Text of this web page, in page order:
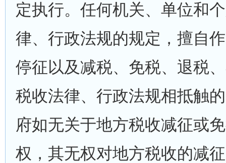
定执行。任何机关、单位和
律、行政法规的规定，擅自
停征以及减税、免税、退税
税收法律、行政法规相抵触
府如无关于地方税收减征或
权，其无权对地方税收的减